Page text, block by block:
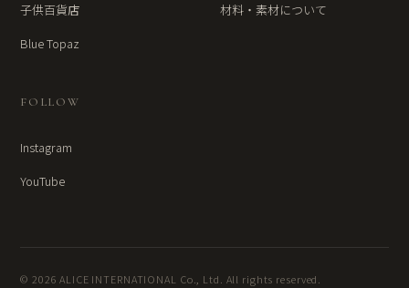
子供百貨店
Blue Topaz
材料・素材について
FOLLOW
Instagram
YouTube
© 2026 ALICE INTERNATIONAL Co., Ltd. All rights reserved.